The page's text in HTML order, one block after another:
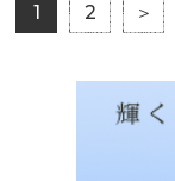
1 2 ＞